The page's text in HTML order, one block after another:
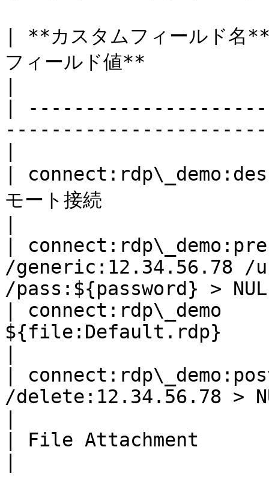
| **カスタムフィール
フィールド値**
|
|
モート接続
|
/generic:12.34.56.78 /
/pass:${password} >
|
${file:Default.rdp}
|
/delete:12.34.56.78 >
| File Attachment